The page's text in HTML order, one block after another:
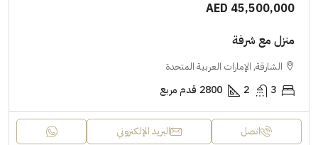
AED 45,500,000
منزل مع شرفة
الشارقة, الإمارات العربية المتحدة
3
2
2800 قدم مربع
اتصل البريد الإلكتروني